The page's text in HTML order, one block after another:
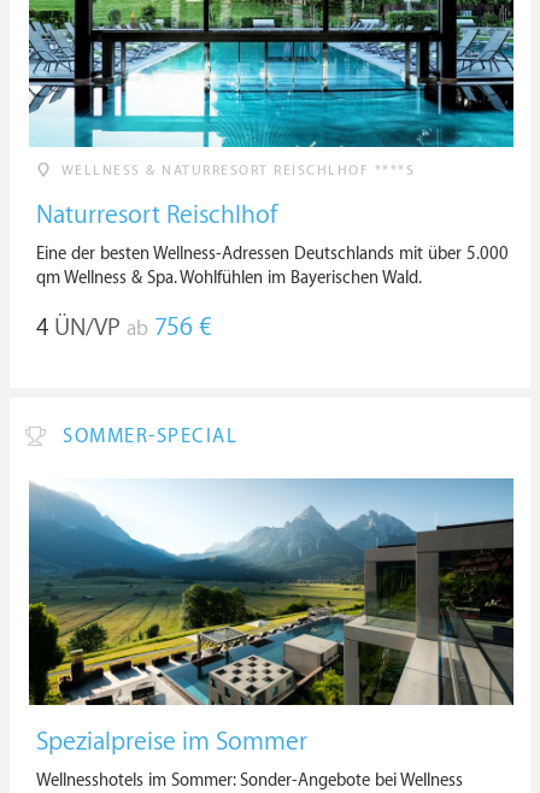
WELLNESS & NATURRESORT REISCHLHOF ****S
Naturresort Reischlhof
Eine der besten Wellness-Adressen Deutschlands mit über 5.000
qm Wellness & Spa. Wohlfühlen im Bayerischen Wald.
4 ÜN/VP ab 756 €
SOMMER-SPECIAL
Spezialpreise im Sommer
Wellnesshotels im Sommer: Sonder-Angebote bei Wellness